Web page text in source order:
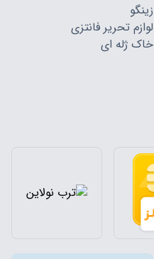
زینگو
لوازم تحریر فانتزی
خاک ژله ای